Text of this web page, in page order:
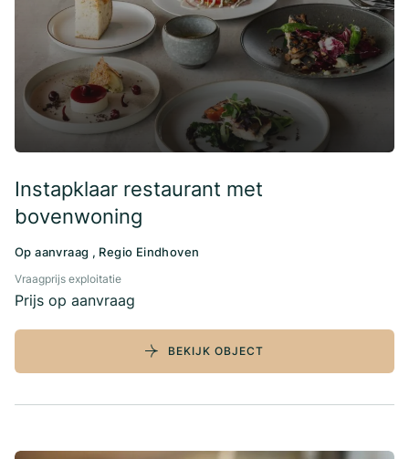
Instapklaar restaurant met
bovenwoning
Op aanvraag , Regio Eindhoven
Vraagprijs exploitatie
Prijs op aanvraag
BEKIJK OBJECT